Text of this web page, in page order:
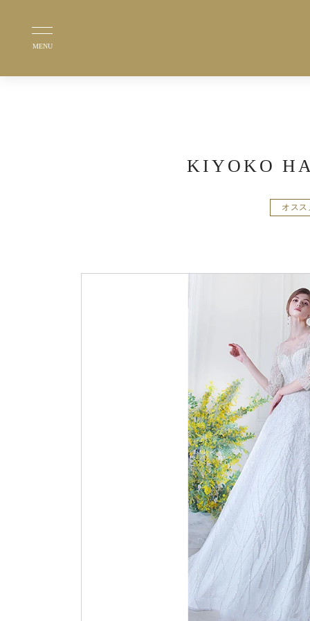
MENU
KIYOKO
オスス